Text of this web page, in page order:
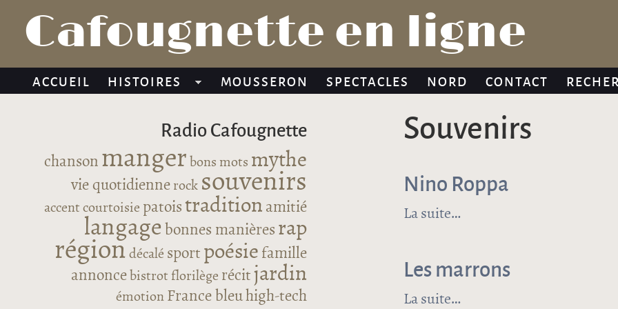
Jump to navigation
Cafougnette en ligne
ACCUEIL HISTOIRES MOUSSERON SPECTACLES NORD CONTACT
souvenirs
Nino Roppa
La suitede Nino Roppa
Les marrons
La suitede Les marrons
Radio Cafougnette
chanson manger bons mots mythe
vie quotidienne rock souvenirs
accent courtoisie patoistradition amitié
langage bonnes manières rap
région décalé sport poésie famille
annonce bistrot florilège récitjardin
émotion France bleuhigh-tech